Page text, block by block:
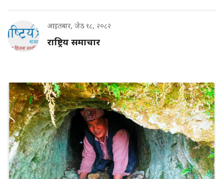
आइतबार, जेठ १८, २०८२
राष्ट्रिय समाचार